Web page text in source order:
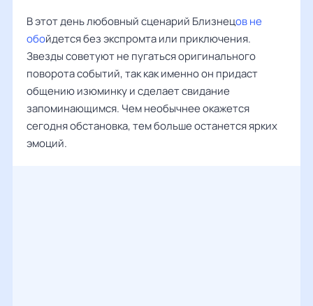
В этот день любовный сценарий Близнецов не
обойдется без экспромта или приключения.
Звезды советуют не пугаться оригинального
поворота событий, так как именно он придаст
общению изюминку и сделает свидание
запоминающимся. Чем необычнее окажется
сегодня обстановка, тем больше останется ярких
эмоций.